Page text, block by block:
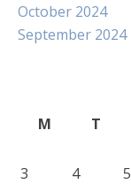
October 2024
September 2024
M
T
3
4 5